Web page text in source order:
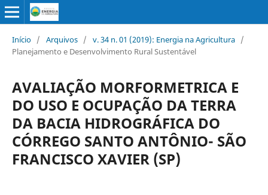
Início / Arquivos / v. 34 n. 01 (2019): Energia na Agricultura /
Planejamento e Desenvolvimento Rural Sustentável
AVALIAÇÃO MORFORMETRICA E
DO USO E OCUPAÇÃO DA TERRA
DA BACIA HIDROGRÁFICA DO
CÓRREGO SANTO ANTÔNIO- SÃO
FRANCISCO XAVIER (SP)